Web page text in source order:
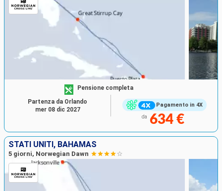
Pagamento in 4X
Pensione completa
da 634 €
Partenza da Orlando
mer 08 dic 2027
STATI UNITI, BAHAMAS
5 giorni, Norwegian Dawn